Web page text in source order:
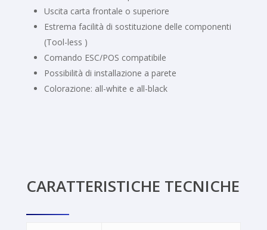
Uscita carta frontale o superiore
Estrema facilità di sostituzione delle componenti
(Tool-less )
Comando ESC/POS compatibile
Possibilità di installazione a parete
Colorazione: all-white e all-black
CARATTERISTICHE TECNICHE